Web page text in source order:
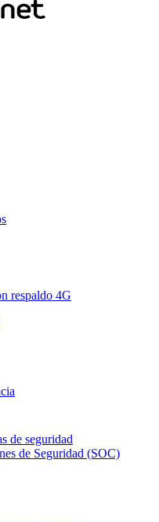
respaldo 4G
de seguridad
de Seguridad (SOC)